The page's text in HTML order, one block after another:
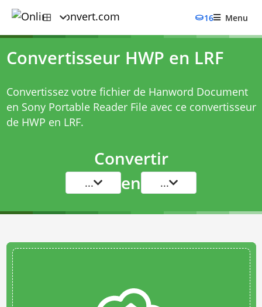
16 Menu
Convertisseur HWP en LRF
Convertissez votre fichier de Hanword Document
en Sony Portable Reader File avec ce convertisseur
de HWP en LRF.
Convertir
... en ...